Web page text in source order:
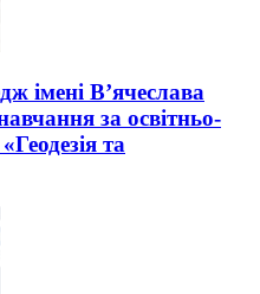
імені В’ячеслава
за освітньо-
та